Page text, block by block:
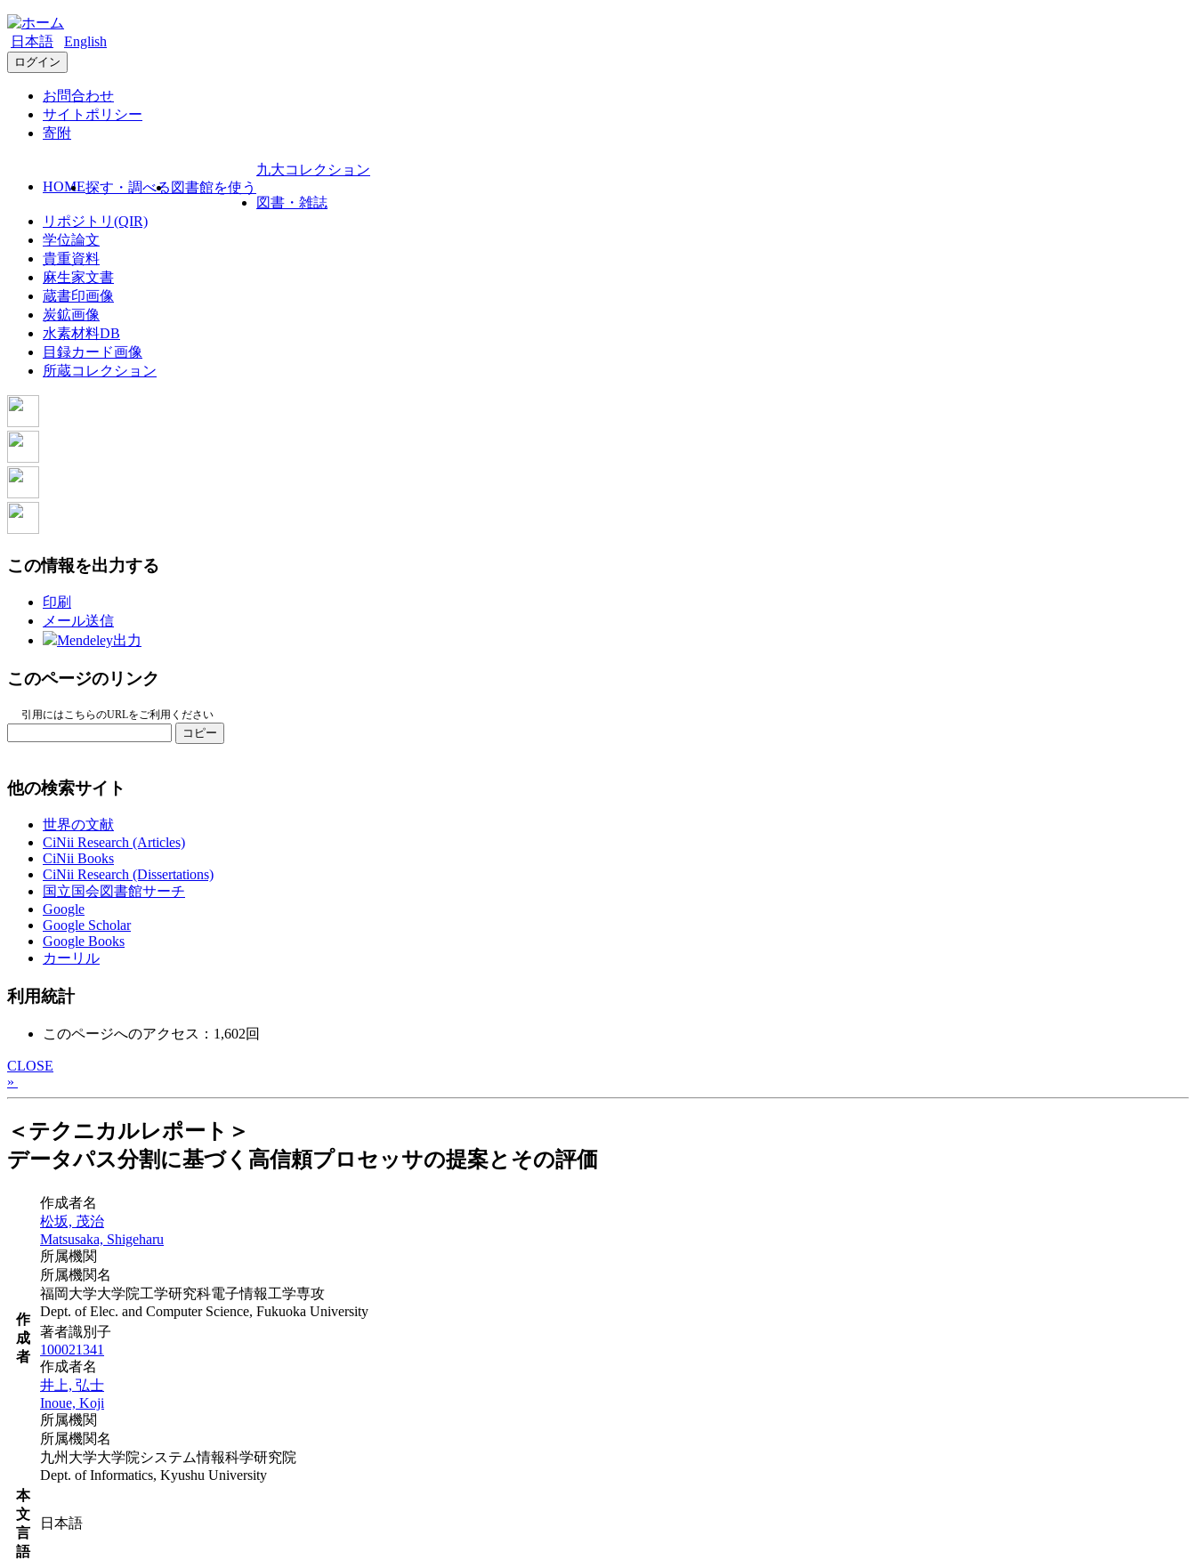
日本語 English
ログイン
お問合わせ
サイトポリシー
寄附
HOME探す・調べる 図書館を使う
九大コレクション
図書・雑誌
リポジトリ(QIR)
学位論文
貴重資料
麻生家文書
蔵書印画像
炭鉱画像
水素材料DB
目録カード画像
所蔵コレクション
この情報を出力する
印刷
メール送信
Mendeley出力
このページのリンク
引用にはこちらのURLをご利用ください
コピー
他の検索サイト
世界の文献
CiNii Research (Articles)
CiNii Books
CiNii Research (Dissertations)
国立国会図書館サーチ
Google
Google Scholar
Google Books
カーリル
利用統計
このページへのアクセス：1,602回
CLOSE
»
＜テクニカルレポート＞
データパス分割に基づく高信頼プロセッサの提案とその評価
作
成
者
作成者名
松坂, 茂治
Matsusaka, Shigeharu
所属機関
所属機関名
福岡大学大学院工学研究科電子情報工学専攻
Dept. of Elec. and Computer Science, Fukuoka University
著者識別子
100021341
作成者名
井上, 弘士
Inoue, Koji
所属機関
所属機関名
九州大学大学院システム情報科学研究院
Dept. of Informatics, Kyushu University
本
文
言
語
日本語